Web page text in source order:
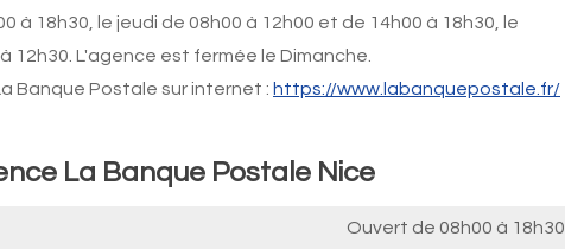
18h30, le jeudi de 08h00 à 12h00 et de 14h00 à 18h30, le
12h30. L'agence est fermée le Dimanche.
Banque Postale sur internet : https://www.labanquepostale.fr/
La Banque Postale Nice
Ouvert de 08h00 à 18h30